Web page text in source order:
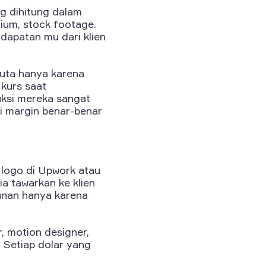
dihitung dalam
stock footage.
mu dari klien
hanya karena
saat
mereka sangat
margin benar-benar
di Upwork atau
tawarkan ke klien
hanya karena
motion designer,
dolar yang